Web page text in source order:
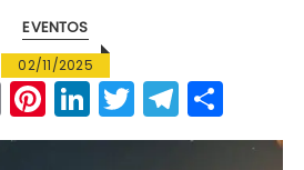
EVENTOS
02/11/2025
C
o
Pi
n
Li
n
T
w
T
el h